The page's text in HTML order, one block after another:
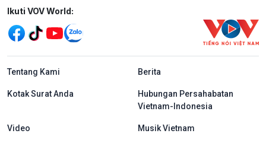
Mạng xã hội
Ikuti VOV World:
menu footer tiếng Indo
Tentang Kami Berita
Kotak Surat Anda
Hubungan Persahabatan
Vietnam-Indonesia
Video Musik Vietnam